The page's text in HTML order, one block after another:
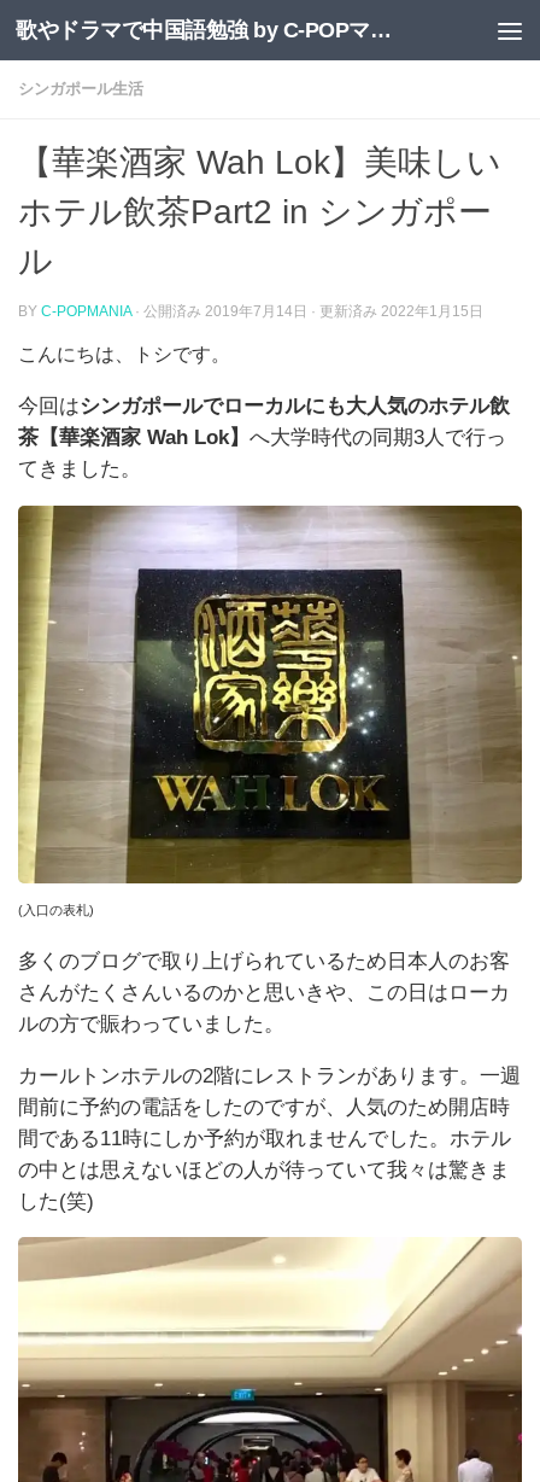
コンテンツへスキップ 歌やドラマで中国語勉強 by C-POPマニア
シンガポール生活
【華楽酒家 Wah Lok】美味しい
ホテル飲茶Part2 in シンガポー
ル
BY C-POPMANIA · 公開済み 2019年7月14日 · 更新済み 2022年1月15日
こんにちは、トシです。
今回はシンガポールでローカルにも大人気のホテル飲
茶【華楽酒家 Wah Lok】 へ大学時代の同期3人で行っ
てきました。
(入口の表札)
多くのブログで取り上げられているため日本人のお客
さんがたくさんいるのかと思いきや、この日はローカ
ルの方で賑わっていました。
カールトンホテルの2階にレストランがあります。一週
間前に予約の電話をしたのですが、人気のため開店時
間である11時にしか予約が取れませんでした。ホテル
の中とは思えないほどの人が待っていて我々は驚きま
した(笑)